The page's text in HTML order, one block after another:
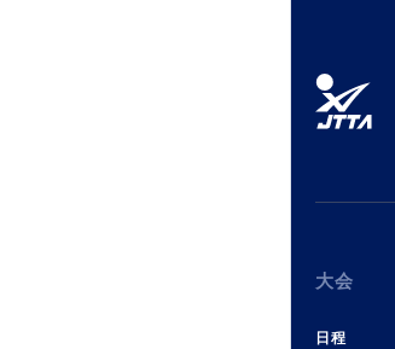
大会
日程